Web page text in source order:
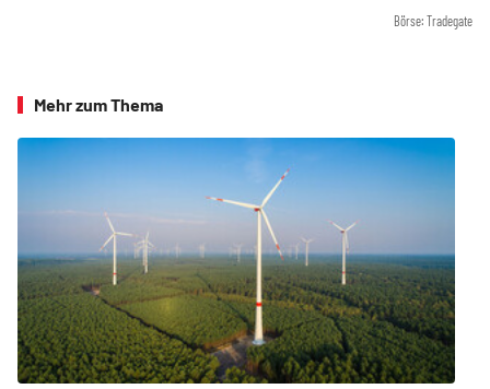
Börse: Tradegate
Mehr zum Thema